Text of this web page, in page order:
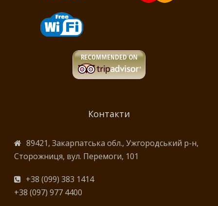
Контакти
89421, Закарпатська обл., Ужгородський р-н,
Сторожниця, вул. Перемоги, 101
+38 (099) 383 1414
+38 (097) 977 4400